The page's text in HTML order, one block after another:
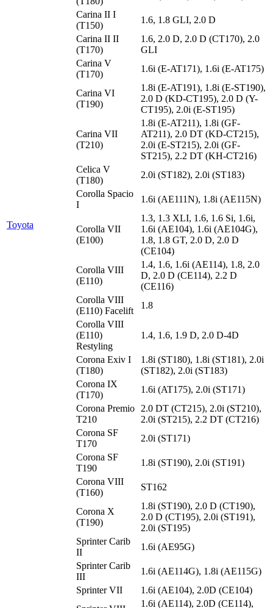
Toyota
Carina II I
(T150)
1.6, 1.8 GLI, 2.0 D
Carina II II
(T170)
1.6, 2.0 D, 2.0 D (CT170), 2.0
GLI
Carina V
(T170)
1.6i (E-AT171), 1.6i (E-AT175)
Carina VI
(T190)
1.8i (E-AT191), 1.8i (E-ST190),
2.0 D (KD-CT195), 2.0 D (Y-
CT195), 2.0i (E-ST195)
Carina VII
(T210)
1.8i (E-AT211), 1.8i (GF-
AT211), 2.0 DT (KD-CT215),
2.0i (E-ST215), 2.0i (GF-
ST215), 2.2 DT (KH-CT216)
Celica V
(T180)
2.0i (ST182), 2.0i (ST183)
Corolla Spacio
I
1.6i (AE111N), 1.8i (AE115N)
Corolla VII
(E100)
1.3, 1.3 XLI, 1.6, 1.6 Si, 1.6i,
1.6i (AE104), 1.6i (AE104G),
1.8, 1.8 GT, 2.0 D, 2.0 D
(CE104)
Corolla VIII
(E110)
1.4, 1.6, 1.6i (AE114), 1.8, 2.0
D, 2.0 D (CE114), 2.2 D
(CE116)
Corolla VIII
(E110) Facelift
1.8
Corolla VIII
(E110)
Restyling
1.4, 1.6, 1.9 D, 2.0 D-4D
Corona Exiv I
(T180)
1.8i (ST180), 1.8i (ST181), 2.0i
(ST182), 2.0i (ST183)
Corona IX
(T170)
1.6i (AT175), 2.0i (ST171)
Corona Premio
T210
2.0 DT (CT215), 2.0i (ST210),
2.0i (ST215), 2.2 DT (CT216)
Corona SF
T170
2.0i (ST171)
Corona SF
T190
1.8i (ST190), 2.0i (ST191)
Corona VIII
(T160)
ST162
Corona X
(T190)
1.8i (ST190), 2.0 D (CT190),
2.0 D (CT195), 2.0i (ST191),
2.0i (ST195)
Sprinter Carib
II
1.6i (AE95G)
Sprinter Carib
III
1.6i (AE114G), 1.8i (AE115G)
Sprinter VII
1.6i (AE104), 2.0D (CE104)
1.6i (AE114), 2.0D (CE114),